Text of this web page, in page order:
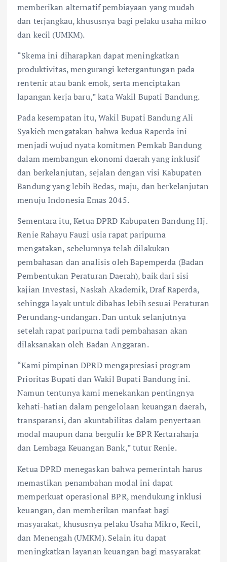
memberikan alternatif pembiayaan yang mudah
dan terjangkau, khususnya bagi pelaku usaha mikro
dan kecil (UMKM).
“Skema ini diharapkan dapat meningkatkan
produktivitas, mengurangi ketergantungan pada
rentenir atau bank emok, serta menciptakan
lapangan kerja baru,” kata Wakil Bupati Bandung.
Pada kesempatan itu, Wakil Bupati Bandung Ali
Syakieb mengatakan bahwa kedua Raperda ini
menjadi wujud nyata komitmen Pemkab Bandung
dalam membangun ekonomi daerah yang inklusif
dan berkelanjutan, sejalan dengan visi Kabupaten
Bandung yang lebih Bedas, maju, dan berkelanjutan
menuju Indonesia Emas 2045.
Sementara itu, Ketua DPRD Kabupaten Bandung Hj.
Renie Rahayu Fauzi usia rapat paripurna
mengatakan, sebelumnya telah dilakukan
pembahasan dan analisis oleh Bapemperda (Badan
Pembentukan Peraturan Daerah), baik dari sisi
kajian Investasi, Naskah Akademik, Draf Raperda,
sehingga layak untuk dibahas lebih sesuai Peraturan
Perundang-undangan. Dan untuk selanjutnya
setelah rapat paripurna tadi pembahasan akan
dilaksanakan oleh Badan Anggaran.
“Kami pimpinan DPRD mengapresiasi program
Prioritas Bupati dan Wakil Bupati Bandung ini.
Namun tentunya kami menekankan pentingnya
kehati-hatian dalam pengelolaan keuangan daerah,
transparansi, dan akuntabilitas dalam penyertaan
modal maupun dana bergulir ke BPR Kertaraharja
dan Lembaga Keuangan Bank,” tutur Renie.
Ketua DPRD menegaskan bahwa pemerintah harus
memastikan penambahan modal ini dapat
memperkuat operasional BPR, mendukung inklusi
keuangan, dan memberikan manfaat bagi
masyarakat, khususnya pelaku Usaha Mikro, Kecil,
dan Menengah (UMKM). Selain itu dapat
meningkatkan layanan keuangan bagi masyarakat